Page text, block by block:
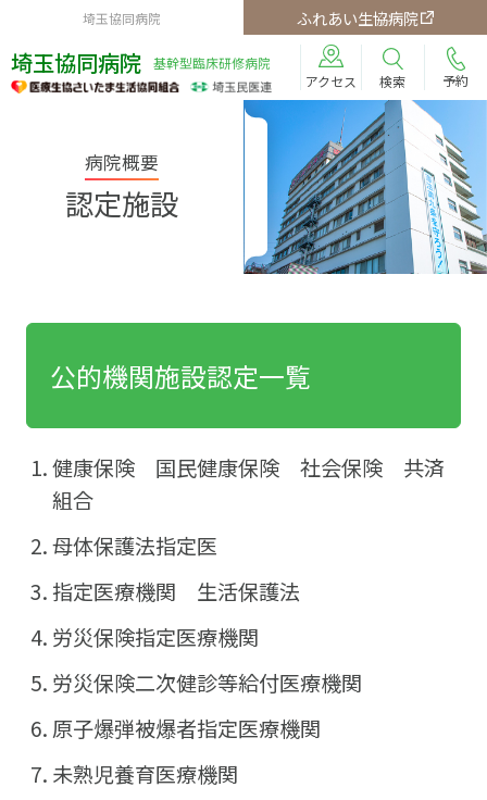
埼玉協同病院 ふれあい生協病院
埼玉協同病院
基幹型臨床研修病院
アクセス
検索 予約
病院概要
認定施設
公的機関施設認定一覧
健康保険 国民健康保険 社会保険 共済
組合
母体保護法指定医
指定医療機関 生活保護法
労災保険指定医療機関
労災保険二次健診等給付医療機関
原子爆弾被爆者指定医療機関
未熟児養育医療機関